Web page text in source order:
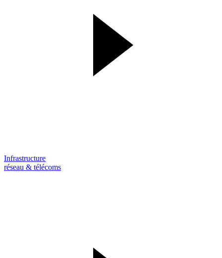
Infrastructure
réseau & télécoms